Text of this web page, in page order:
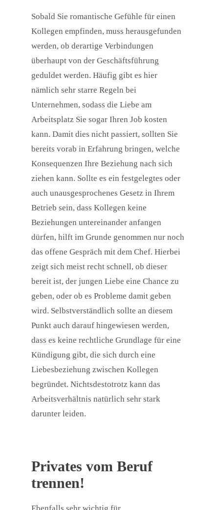
Sobald Sie romantische Gefühle für einen
Kollegen empfinden, muss herausgefunden
werden, ob derartige Verbindungen
überhaupt von der Geschäftsführung
geduldet werden. Häufig gibt es hier
nämlich sehr starre Regeln bei
Unternehmen, sodass die Liebe am
Arbeitsplatz Sie sogar Ihren Job kosten
kann. Damit dies nicht passiert, sollten Sie
bereits vorab in Erfahrung bringen, welche
Konsequenzen Ihre Beziehung nach sich
ziehen kann. Sollte es ein festgelegtes oder
auch unausgesprochenes Gesetz in Ihrem
Betrieb sein, dass Kollegen keine
Beziehungen untereinander anfangen
dürfen, hilft im Grunde genommen nur noch
das offene Gespräch mit dem Chef. Hierbei
zeigt sich meist recht schnell, ob dieser
bereit ist, der jungen Liebe eine Chance zu
geben, oder ob es Probleme damit geben
wird. Selbstverständlich sollte an diesem
Punkt auch darauf hingewiesen werden,
dass es keine rechtliche Grundlage für eine
Kündigung gibt, die sich durch eine
Liebesbeziehung zwischen Kollegen
begründet. Nichtsdestotrotz kann das
Arbeitsverhältnis natürlich sehr stark
darunter leiden.
Privates vom Beruf
trennen!